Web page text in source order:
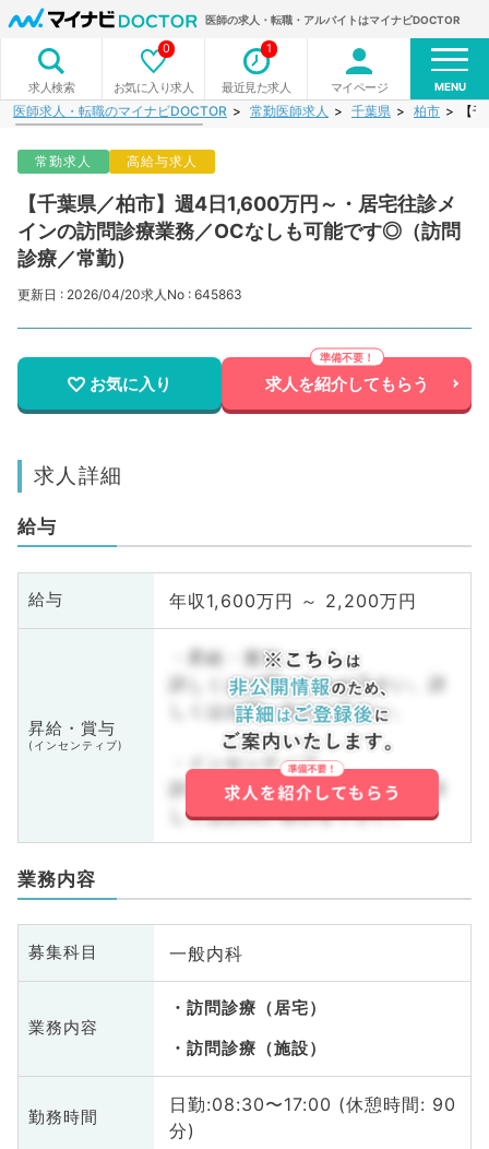
医師の求人・転職・アルバイトはマイナビDOCTOR
求人検索 お気に入り求人
0
最近見た求人
1
マイページ MENU
医師求人・転職のマイナビDOCTOR 常勤医師求人 千葉県 柏市 【
常勤求人 高給与求人
【千葉県／柏市】週4日1,600万円～・居宅往診メ
インの訪問診療業務／OCなしも可能です◎（訪問
診療／常勤）
更新日 : 2026/04/20求人No : 645863
お気に入り 求人を紹介してもらう
求人詳細
給与
給与 年収1,600万円 ～ 2,200万円
昇給・賞与
(インセンティブ)
・昇給・賞与
詳しくはお問い合わせ下さい。詳
しくはお問い合わせ下さい。
・インセンティブ
詳しくはお問い合わせ下さい。詳
しくはお問い合わせ下さい。
業務内容
募集科目 一般内科
業務内容
訪問診療（居宅）
訪問診療（施設）
勤務時間
日勤:08:30〜17:00 (休憩時間: 90
分)